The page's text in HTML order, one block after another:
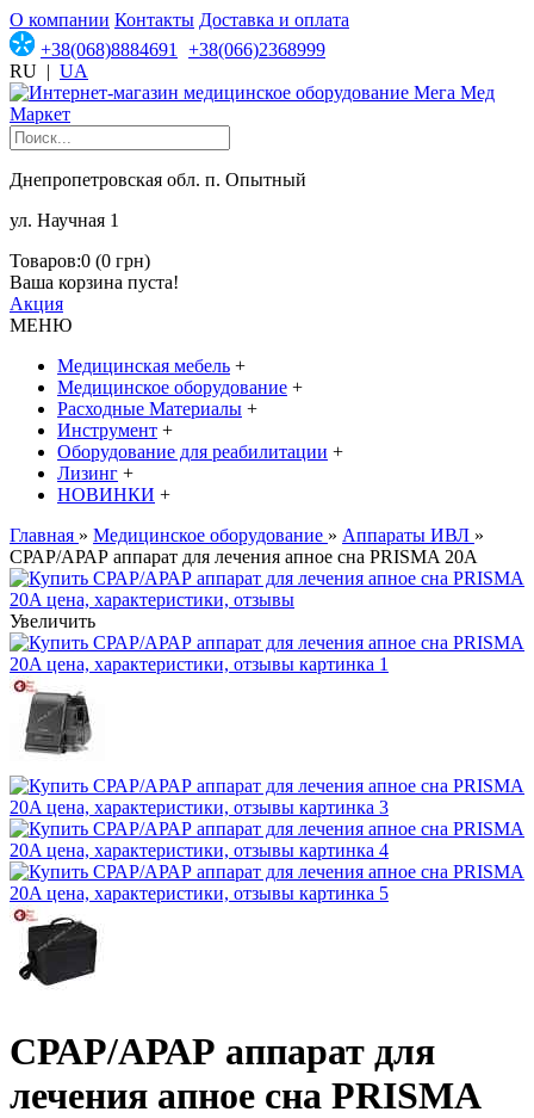
О компании Контакты Доставка и оплата
+38(068)8884691
+38(066)2368999
RU | UA
Днепропетровская обл. п. Опытный
ул. Научная 1
Товаров:0 (0 грн)
Ваша корзина пуста!
Акция
МЕНЮ
Медицинская мебель +
Медицинское оборудование +
Расходные Материалы +
Инструмент +
Оборудование для реабилитации +
Лизинг +
НОВИНКИ +
Главная » Медицинское оборудование » Аппараты ИВЛ »
СРАР/АРАР аппарат для лечения апное сна PRISMA 20A
Увеличить
СРАР/АРАР аппарат для
лечения апное сна PRISMA